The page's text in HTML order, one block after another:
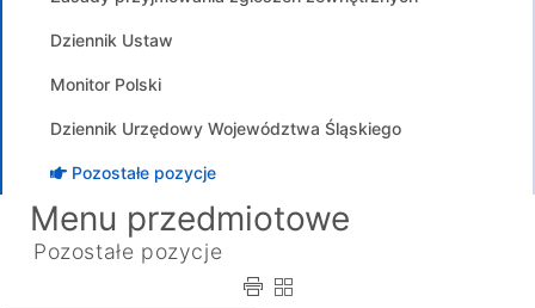
Dziennik Ustaw
Monitor Polski
Dziennik Urzędowy Województwa Śląskiego
Pozostałe pozycje
Menu przedmiotowe
Pozostałe pozycje